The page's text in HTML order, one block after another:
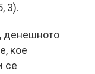
3).
денешното
кое
се